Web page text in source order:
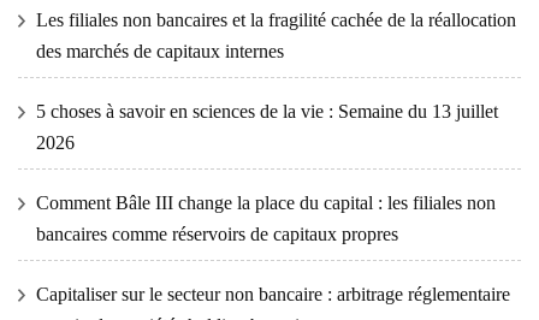
Les filiales non bancaires et la fragilité cachée de la réallocation
des marchés de capitaux internes
5 choses à savoir en sciences de la vie : Semaine du 13 juillet
2026
Comment Bâle III change la place du capital : les filiales non
bancaires comme réservoirs de capitaux propres
Capitaliser sur le secteur non bancaire : arbitrage réglementaire